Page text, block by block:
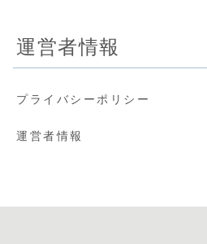
運営者情報
プライバシーポリシー
運営者情報